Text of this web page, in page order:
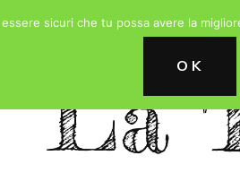
La
sicuri che tu possa avere la
OK